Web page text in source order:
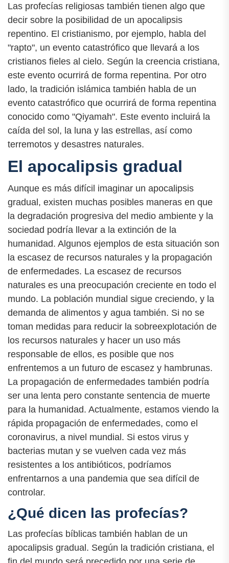
Las profecías religiosas también tienen algo que
decir sobre la posibilidad de un apocalipsis
repentino. El cristianismo, por ejemplo, habla del
"rapto", un evento catastrófico que llevará a los
cristianos fieles al cielo. Según la creencia cristiana,
este evento ocurrirá de forma repentina. Por otro
lado, la tradición islámica también habla de un
evento catastrófico que ocurrirá de forma repentina
conocido como "Qiyamah". Este evento incluirá la
caída del sol, la luna y las estrellas, así como
terremotos y desastres naturales.
El apocalipsis gradual
Aunque es más difícil imaginar un apocalipsis
gradual, existen muchas posibles maneras en que
la degradación progresiva del medio ambiente y la
sociedad podría llevar a la extinción de la
humanidad. Algunos ejemplos de esta situación son
la escasez de recursos naturales y la propagación
de enfermedades. La escasez de recursos
naturales es una preocupación creciente en todo el
mundo. La población mundial sigue creciendo, y la
demanda de alimentos y agua también. Si no se
toman medidas para reducir la sobreexplotación de
los recursos naturales y hacer un uso más
responsable de ellos, es posible que nos
enfrentemos a un futuro de escasez y hambrunas.
La propagación de enfermedades también podría
ser una lenta pero constante sentencia de muerte
para la humanidad. Actualmente, estamos viendo la
rápida propagación de enfermedades, como el
coronavirus, a nivel mundial. Si estos virus y
bacterias mutan y se vuelven cada vez más
resistentes a los antibióticos, podríamos
enfrentarnos a una pandemia que sea difícil de
controlar.
¿Qué dicen las profecías?
Las profecías bíblicas también hablan de un
apocalipsis gradual. Según la tradición cristiana, el